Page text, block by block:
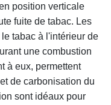
position verticale
fuite de tabac. Les
tabac à l'intérieur de
une combustion
à eux, permettent
de carbonisation du
sont idéaux pour